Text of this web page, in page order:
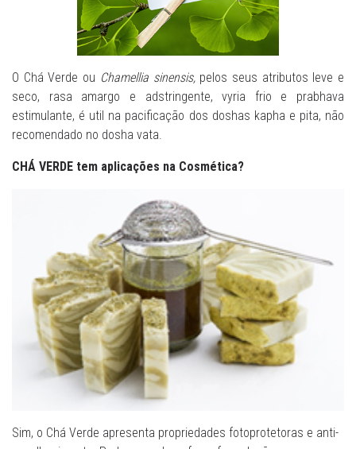
O Chá Verde ou Chamellia sinensis,pelos seus atributos leve e
seco, rasa amargo e adstringente, vyria frio e prabhava
estimulante, é util na pacificação dos doshas kapha e pita, não
recomendado no dosha vata.
CHÁ VERDE tem aplicações na Cosmética?
Sim, o Chá Verde apresenta propriedades fotoprotetoras e anti-